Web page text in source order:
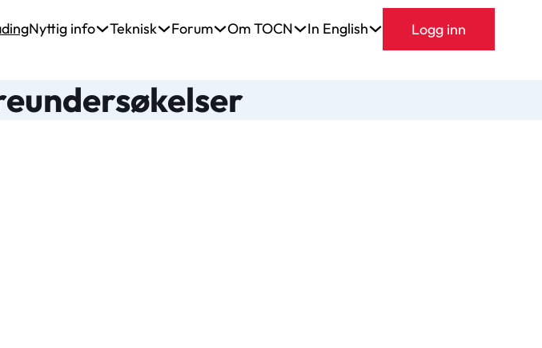
Nyttig info Teknisk Forum Om TOCN In English Logg inn